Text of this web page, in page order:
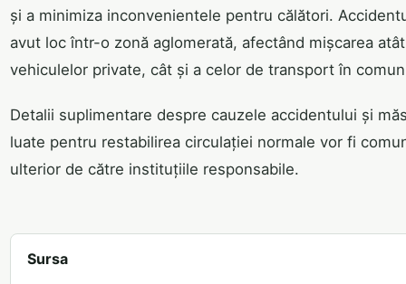
și a minimiza inconvenientele pentru călători.
avut loc într-o zonă aglomerată, afectând mișcarea
vehiculelor private, cât și a celor de transport în
Detalii suplimentare despre cauzele accidentului și
luate pentru restabilirea circulației normale vor fi
ulterior de către instituțiile responsabile.
Sursa